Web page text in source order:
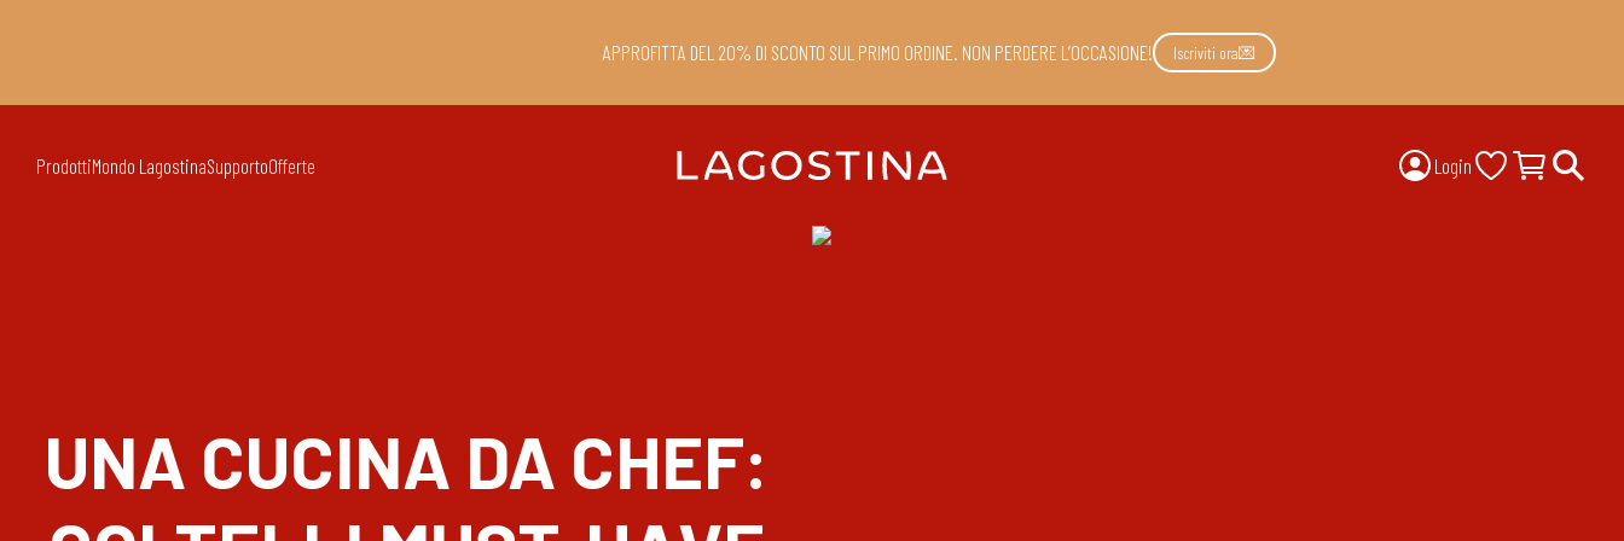
APPROFITTA DEL 20% DI SCONTO SUL PRIMO ORDINE. NON PERDERE L’OCCASIONE! Iscriviti ora💌
ProdottiMondo LagostinaSupportoOfferte Login
UNA CUCINA DA CHEF: